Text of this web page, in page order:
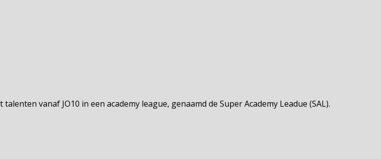
vanaf JO10 in een academy league, genaamd de Super Academy Leadue (SAL).